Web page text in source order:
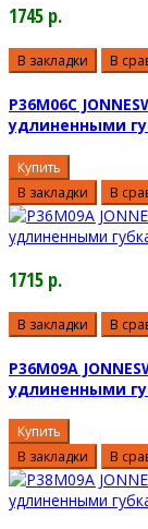
1745 р.
В закладки В
P36M06C
удлиненными
Купить
В закладки
В
1715 р.
В закладки В
P36M09A
удлиненными
Купить
В закладки
В